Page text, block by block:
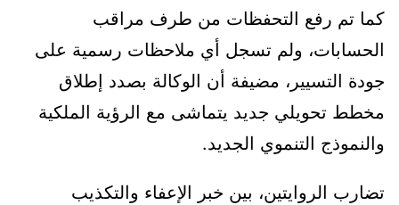
كما تم رفع التحفظات من طرف مراقب
الحسابات، ولم تسجل أي ملاحظات رسمية على
جودة التسيير، مضيفة أن الوكالة بصدد إطلاق
مخطط تحويلي جديد يتماشى مع الرؤية الملكية
والنموذج التنموي الجديد.
تضارب الروايتين، بين خبر الإعفاء والتكذيب